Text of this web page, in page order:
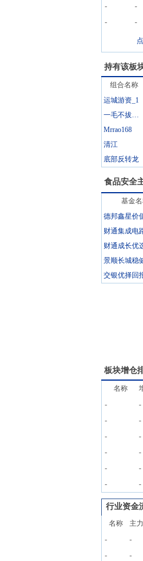
-
-
-
-
持有该板
组合名称
运城游资_1
一毛不拔铁公鸡
Mrrao168
清江
底部反转龙
食品安全
基金
板块增仓
名称
-
-
-
-
-
-
-
-
-
-
-
-
行业资金
名称 主
-
-
-
-